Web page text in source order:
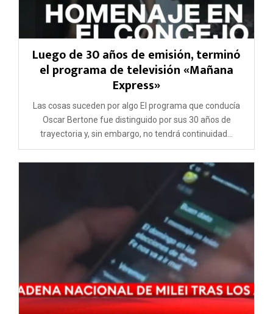
Luego de 30 años de emisión, terminó
el programa de televisión «Mañana
Express»
Las cosas suceden por algo El programa que conducía
Oscar Bertone fue distinguido por sus 30 años de
trayectoria y, sin embargo, no tendrá continuidad...